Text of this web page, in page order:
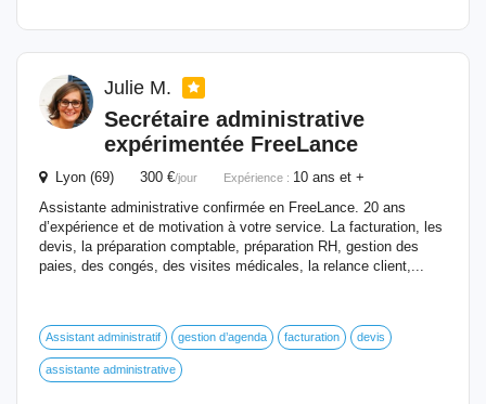
Julie M.
Secrétaire administrative
expérimentée FreeLance
Lyon (69) 300 €/jour Expérience : 10 ans et +
Assistante administrative confirmée en FreeLance. 20 ans
d’expérience et de motivation à votre service. La facturation, les
devis, la préparation comptable, préparation RH, gestion des
paies, des congés, des visites médicales, la relance client,...
Assistant administratif gestion d’agenda facturation devis
assistante administrative